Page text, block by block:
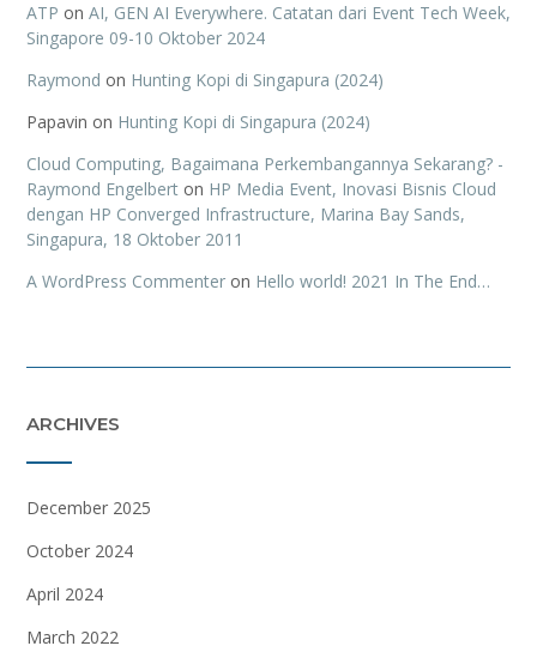
ATP on AI, GEN AI Everywhere. Catatan dari Event Tech Week,
Singapore 09-10 Oktober 2024
Raymond on Hunting Kopi di Singapura (2024)
Papavin on Hunting Kopi di Singapura (2024)
Cloud Computing, Bagaimana Perkembangannya Sekarang? -
Raymond Engelbert on HP Media Event, Inovasi Bisnis Cloud
dengan HP Converged Infrastructure, Marina Bay Sands,
Singapura, 18 Oktober 2011
A WordPress Commenter on Hello world! 2021 In The End…
ARCHIVES
December 2025
October 2024
April 2024
March 2022